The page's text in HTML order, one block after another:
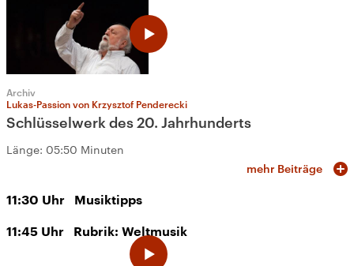
Archiv
Lukas-Passion von Krzysztof Penderecki
Schlüsselwerk des 20. Jahrhunderts
Länge: 05:50 Minuten
mehr Beiträge
11:30 Uhr Musiktipps
11:45 Uhr Rubrik: Weltmusik